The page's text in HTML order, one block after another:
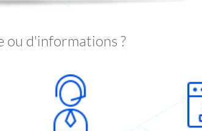
ou d'informations ?